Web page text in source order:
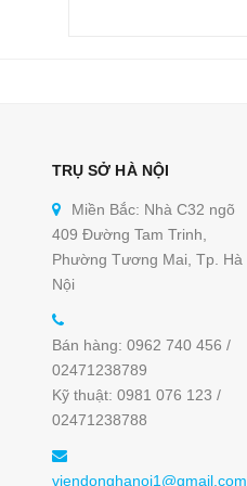
TRỤ SỞ HÀ NỘI
Miền Bắc: Nhà C32 ngõ
409 Đường Tam Trinh,
Phường Tương Mai, Tp. Hà
Nội
Bán hàng: 0962 740 456 /
02471238789
Kỹ thuật: 0981 076 123 /
02471238788
viendonghanoi1@gmail.com